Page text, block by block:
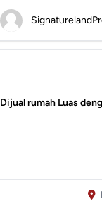
Dijual rumah Luas